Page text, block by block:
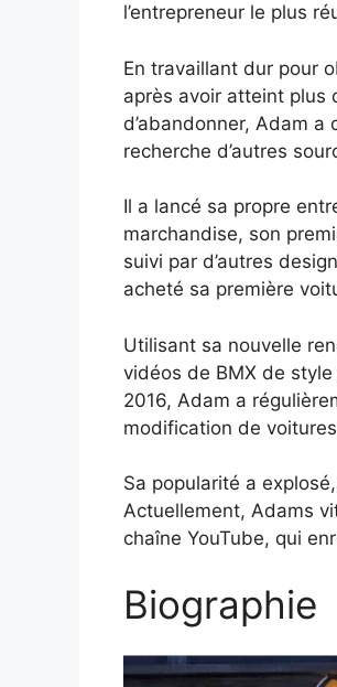
l’entrepreneur le plus
En travaillant dur pour
après avoir atteint plus
d’abandonner, Adam
recherche d’autres
Il a lancé sa propre
marchandise, son
suivi par d’autres
acheté sa première
Utilisant sa nouvelle
vidéos de BMX de
2016, Adam a
modification de
Sa popularité a
Actuellement, Adams
chaîne YouTube, qui
Biographie